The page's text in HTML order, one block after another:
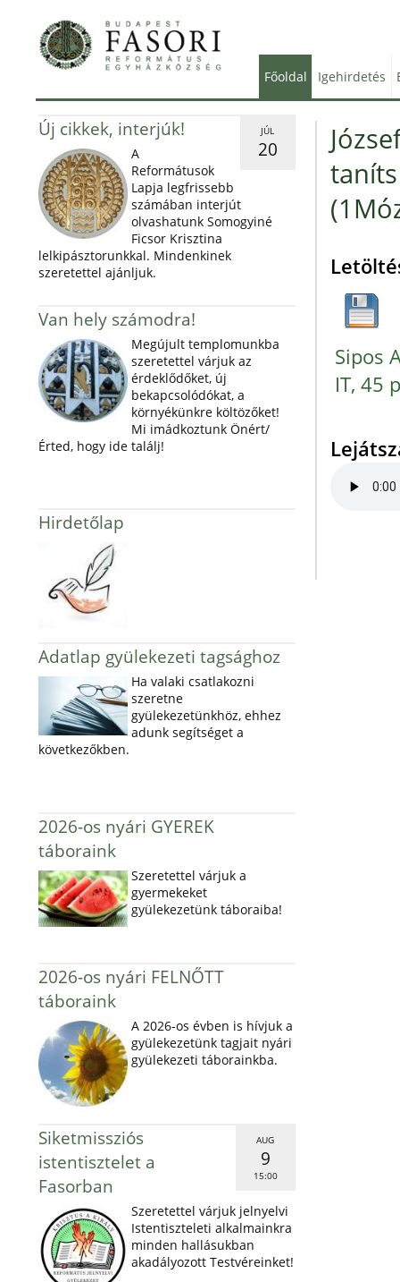
Főoldal Igehirdetés
JÚL
20
Új cikkek, interjúk!
A
Reformátusok
Lapja legfrissebb
számában interjút
olvashatunk Somogyiné
Ficsor Krisztina
lelkipásztorunkkal. Mindenkinek
szeretettel ajánljuk.
Van hely számodra!
Megújult templomunkba
szeretettel várjuk az
érdeklődőket, új
bekapcsolódókat, a
környékünkre költözőket!
Mi imádkoztunk Önért/
Érted, hogy ide találj!
Hirdetőlap
Adatlap gyülekezeti tagsághoz
Ha valaki csatlakozni
szeretne
gyülekezetünkhöz, ehhez
adunk segítséget a
következőkben.
2026-os nyári GYEREK
táboraink
Szeretettel várjuk a
gyermekeket
gyülekezetünk táboraiba!
2026-os nyári FELNŐTT
táboraink
A 2026-os évben is hívjuk a
gyülekezetünk tagjait nyári
gyülekezeti táborainkba.
AUG
9
15:00
Siketmissziós
istentisztelet a
Fasorban
Szeretettel várjuk jelnyelvi
Istentiszteleti alkalmainkra
minden hallásukban
akadályozott Testvéreinket!
Sipos
IT, 45